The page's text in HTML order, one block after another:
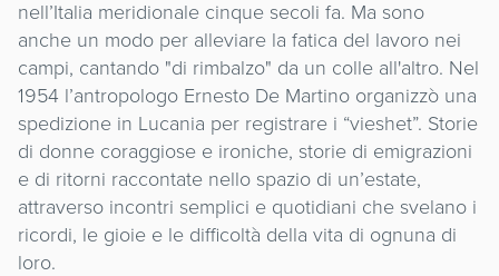
nell’Italia meridionale cinque secoli fa. Ma sono
anche un modo per alleviare la fatica del lavoro nei
campi, cantando "di rimbalzo" da un colle all'altro. Nel
1954 l’antropologo Ernesto De Martino organizzò una
spedizione in Lucania per registrare i “vieshet”. Storie
di donne coraggiose e ironiche, storie di emigrazioni
e di ritorni raccontate nello spazio di un’estate,
attraverso incontri semplici e quotidiani che svelano i
ricordi, le gioie e le difficoltà della vita di ognuna di
loro.